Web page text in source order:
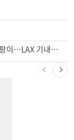
항공기 식기 카트 열었더니 구더기·곰팡이…LAX 기내식 업체 논란